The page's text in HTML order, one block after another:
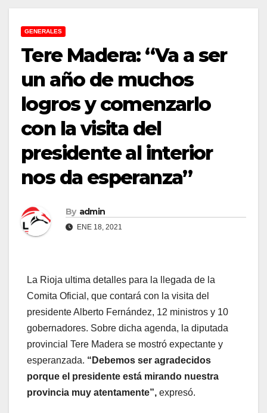
GENERALES
Tere Madera: “Va a ser
un año de muchos
logros y comenzarlo
con la visita del
presidente al interior
nos da esperanza”
By admin
ENE 18, 2021
La Rioja ultima detalles para la llegada de la
Comita Oficial, que contará con la visita del
presidente Alberto Fernández, 12 ministros y 10
gobernadores. Sobre dicha agenda, la diputada
provincial Tere Madera se mostró expectante y
esperanzada. “Debemos ser agradecidos
porque el presidente está mirando nuestra
provincia muy atentamente”, expresó.